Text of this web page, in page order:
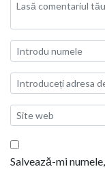
Salvează-mi